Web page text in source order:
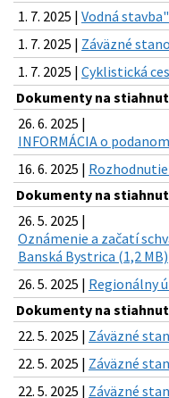
1. 7. 2025 | Vodná
1. 7. 2025 | Záväzné
1. 7. 2025 | Cyklistická
Dokumenty na
26. 6. 2025 |
INFORMÁCIA o
16. 6. 2025 | Rozhodnutie
Dokumenty na
26. 5. 2025 |
Oznámenie a začatí
Banská Bystrica (1,2 MB)
26. 5. 2025 | Regionálny
Dokumenty na
22. 5. 2025 | Záväzné
22. 5. 2025 | Záväzné
22. 5. 2025 | Záväzné